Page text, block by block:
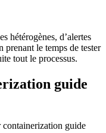
hétérogènes, d’alertes
prenant le temps de tester
tout le processus.
guide
containerization guide